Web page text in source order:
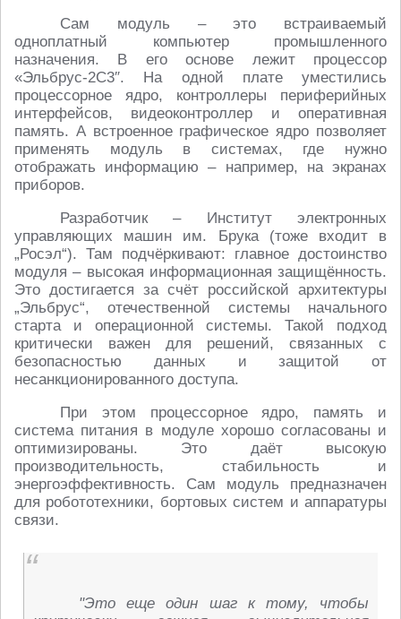
Сам модуль – это встраиваемый
одноплатный компьютер промышленного
назначения. В его основе лежит процессор
«Эльбрус-2С3″. На одной плате уместились
процессорное ядро, контроллеры периферийных
интерфейсов, видеоконтроллер и оперативная
память. А встроенное графическое ядро позволяет
применять модуль в системах, где нужно
отображать информацию – например, на экранах
приборов.
Разработчик – Институт электронных
управляющих машин им. Брука (тоже входит в
„Росэл“). Там подчёркивают: главное достоинство
модуля – высокая информационная защищённость.
Это достигается за счёт российской архитектуры
„Эльбрус“, отечественной системы начального
старта и операционной системы. Такой подход
критически важен для решений, связанных с
безопасностью данных и защитой от
несанкционированного доступа.
При этом процессорное ядро, память и
система питания в модуле хорошо согласованы и
оптимизированы. Это даёт высокую
производительность, стабильность и
энергоэффективность. Сам модуль предназначен
для робототехники, бортовых систем и аппаратуры
связи.
"Это еще один шаг к тому, чтобы